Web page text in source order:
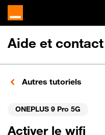
Aide et contact
Autres tutoriels
ONEPLUS 9 Pro 5G
Activer le wifi